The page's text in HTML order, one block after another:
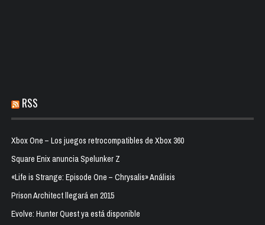
RSS
Xbox One – Los juegos retrocompatibles de Xbox 360
Square Enix anuncia Spelunker Z
«Life is Strange: Episode One – Chrysalis» Análisis
Prison Architect llegará en 2015
Evolve: Hunter Quest ya está disponible